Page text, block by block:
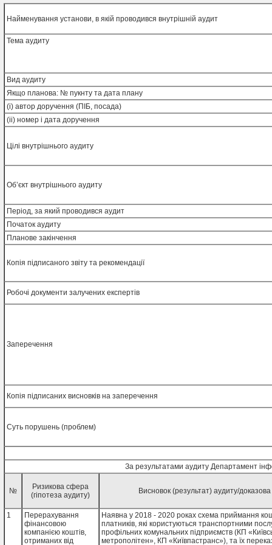
Найменування установи, в якій проводився внутрішній аудит
Тема аудиту
Вид аудиту
Якщо планова: № пукнту та дата плану
(і) автор доручення (ПІБ, посада)
(іі) номер і дата доручення
Цілі внутрішнього аудиту
Об’єкт внутрішнього аудиту
Період, за який проводився аудит
Початок аудиту
Планове закінчення
Копія підписаного звіту та рекомендації
Робочі документи залучених експертів
Заперечення
Копія підписаних висновків на заперечення
Суть порушень (проблем)
За результатами аудиту Департамент
№
Ризикова сфера
(гіпотеза аудиту)
Висновок (результат) аудиту/
1
Перерахування
фінансовою
компанією коштів,
отриманих від
Наявна у 2018 - 2020 роках схема приймання
платників, які користуються транспортними
профільних комунальних підприємств (КП
метрополітен», КП «Київпастранс»), та їх